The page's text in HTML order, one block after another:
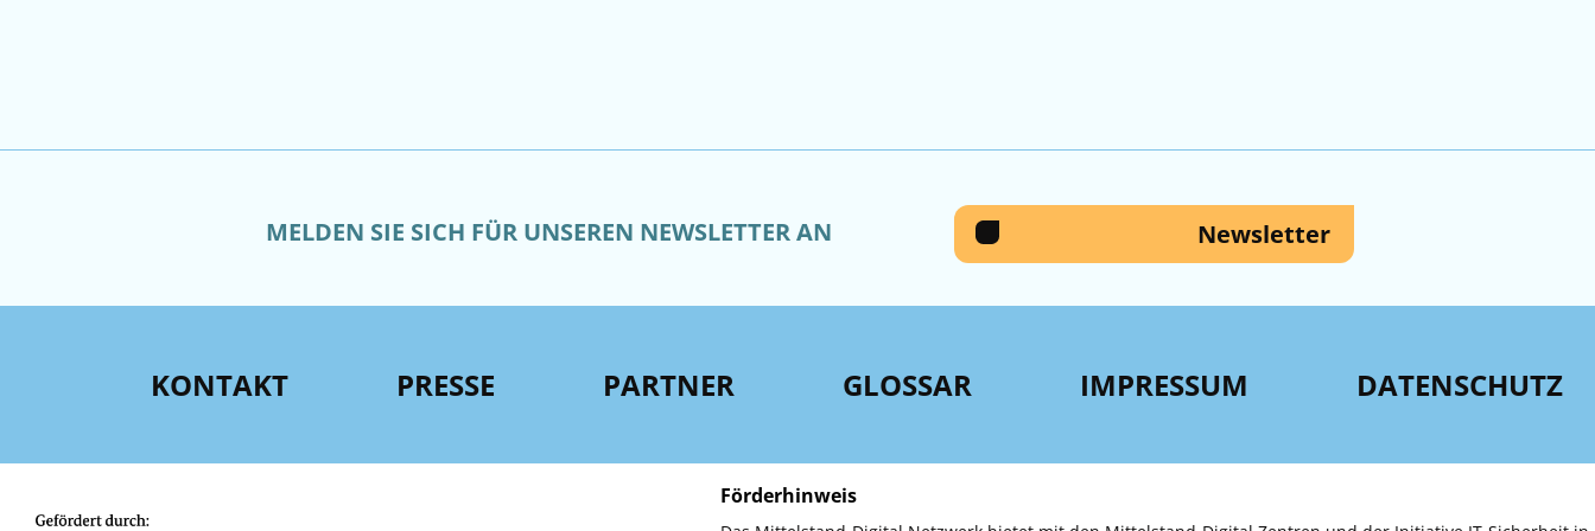
MELDEN SIE SICH FÜR UNSEREN NEWSLETTER AN Newsletter
KONTAKT PRESSE PARTNER GLOSSAR IMPRESSUM DATENSCHUTZ
Förderhinweis